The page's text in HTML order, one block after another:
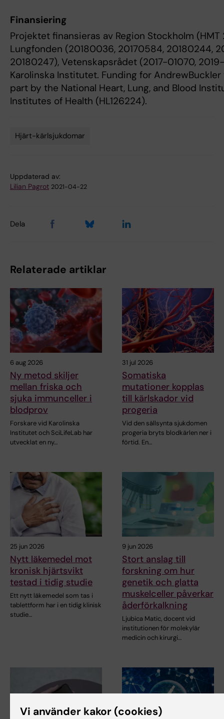
Finansiering
Projektet finansieras av Region Stockholm
Lungfonden (20180036, 20170584, 20180244,
20180247), Vetenskapsrådet (2017-01070,
Karolinska Institutet. Funding for
part by the National Heart, Lung, and Blood
Institutes of Health (HL126224).
Hjärt-kärlsjukdomar
Uppdaterad av:
Lilian Pagrot 2021-04-22
Dela
Relaterade artiklar
6 aug 2026
Ny metod skiljer
mellan friska och
sjuka immunceller i
blodprov
Forskare vid Karolinska
Institutet och SciLifeLab har
utvecklat en ny…
31 jul 2026
Somatiska
mutationer kopplas
till kärlskador vid
progeria
Vid den sällsynta sjukdomen
progeria bryts blodkärlen ner i
förtid. En…
25 jun 2026
Nytt läkemedel mot
kronisk hjärtsvikt
testad i tidig studie
Ett nytt läkemedel som tas i
tablettform har i en tidig klinisk
studie…
9 jun 2026
Stort anslag till
forskning om hur
genetik och glatta
muskelceller påverkar
åderförkalkning
Ljubica Matic, docent vid
institutionen för molekylär
medicin och kirurgi…
Vi använder kakor (cookies)